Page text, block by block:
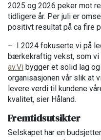
2025 og 2026 peker mot
tidligere år. Per juli er
positivt resultat på ca fire
– I 2024 fokuserte vi på
bærkekraftig vekst, som vi
av.Vi bygger et solid lag
organisasjonen vår slik at
levere verdi til kundene
kvalitet, sier Håland.
Fremtidsutsikter
Selskapet har en